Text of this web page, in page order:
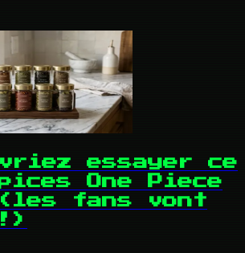
essayer ce
One Piece
fans vont